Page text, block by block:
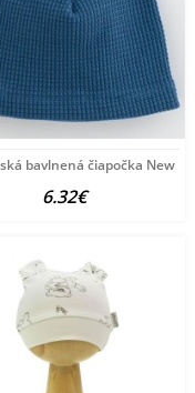
clothing
bavlnená čiapočka New
6.32€